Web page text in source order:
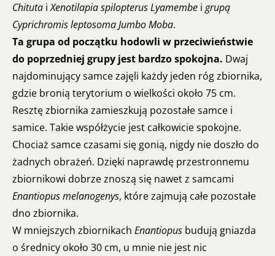
Chituta iXenotilapia spilopterus Lyamembe i grupą
Cyprichromis leptosoma Jumbo Moba.
Ta grupa od początku hodowli w przeciwieństwie
do poprzedniej grupy jest bardzo spokojna. Dwaj
najdominujący samce zajęli każdy jeden róg zbiornika,
gdzie bronią terytorium o wielkości około 75 cm.
Resztę zbiornika zamieszkują pozostałe samce i
samice. Takie współżycie jest całkowicie spokojne.
Chociaż samce czasami się gonią, nigdy nie doszło do
żadnych obrażeń. Dzięki naprawdę przestronnemu
zbiornikowi dobrze znoszą się nawet z samcami
Enantiopus melanogenys, które zajmują całe pozostałe
dno zbiornika.
W mniejszych zbiornikach Enantiopus budują gniazda
o średnicy około 30 cm, u mnie nie jest nic